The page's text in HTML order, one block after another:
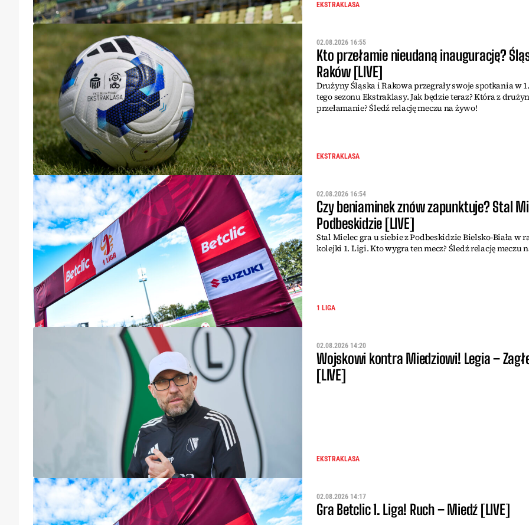
EKSTRAKLASA
02.08.2026 16:55
Kto przełamie nieudaną inaugurację?
Raków [LIVE]
Drużyny Śląska i Rakowa przegrały swoje spotkania w
tego sezonu Ekstraklasy. Jak będzie teraz? Która z
przełamanie? Śledź relację meczu na żywo!
EKSTRAKLASA
02.08.2026 16:54
Czy beniaminek znów zapunktuje? Stal
Podbeskidzie [LIVE]
Stal Mielec gra u siebie z Podbeskidzie Bielsko-Biała w
kolejki 1. Ligi. Kto wygra ten mecz? Śledź relację meczu
1 LIGA
02.08.2026 14:20
Wojskowi kontra Miedziowi! Legia –
[LIVE]
EKSTRAKLASA
02.08.2026 14:17
Gra Betclic 1. Liga! Ruch – Miedź [LIVE]